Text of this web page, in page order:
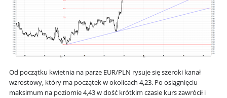
Od początku kwietnia na parze EUR/PLN rysuje się szeroki kanał
wzrostowy, który ma początek w okolicach 4,23. Po osiągnięciu
maksimum na poziomie 4,43 w dość krótkim czasie kurs zawrócił i